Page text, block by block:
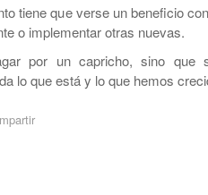
tiene que verse un beneficio
o implementar otras nuevas.
por un capricho, sino que
lo que está y lo que hemos